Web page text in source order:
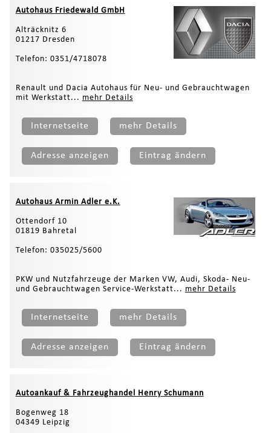
Autohaus Friedewald GmbH
Alträcknitz 6
01217 Dresden
Telefon: 0351/4718078
Renault und Dacia Autohaus für Neu- und Gebrauchtwagen
mit Werkstatt... mehr Details
Internetseite mehr Details
Adresse anzeigen Eintrag ändern
Autohaus Armin Adler e.K.
Ottendorf 10
01819 Bahretal
Telefon: 035025/5600
PKW und Nutzfahrzeuge der Marken VW, Audi, Skoda- Neu-
und Gebrauchtwagen Service-Werkstatt... mehr Details
Internetseite mehr Details
Adresse anzeigen Eintrag ändern
Autoankauf & Fahrzeughandel Henry Schumann
Bogenweg 18
04349 Leipzig